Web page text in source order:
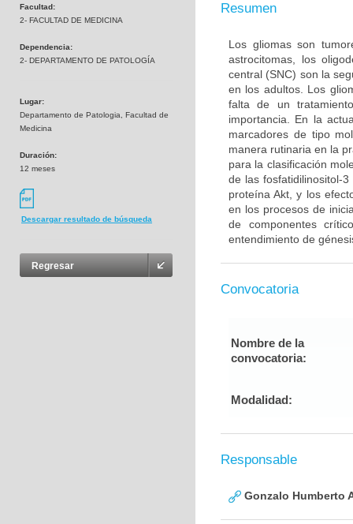
Facultad:
2- FACULTAD DE MEDICINA
Dependencia:
2- DEPARTAMENTO DE PATOLOGÍA
Lugar:
Departamento de Patologia, Facultad de
Medicina
Duración:
12 meses
Descargar resultado de búsqueda
Regresar
Resumen
Los gliomas son
astrocitomas, los
central (SNC) son la
en los adultos. Los
falta de un
importancia. En la
marcadores de tipo
manera rutinaria en la
para la clasificación
de las fosfatidilinositol-
proteína Akt, y los
en los procesos de
de componentes
entendimiento de
Convocatoria
Nombre de la
convocatoria:
Modalidad:
Responsable
Gonzalo Humberto